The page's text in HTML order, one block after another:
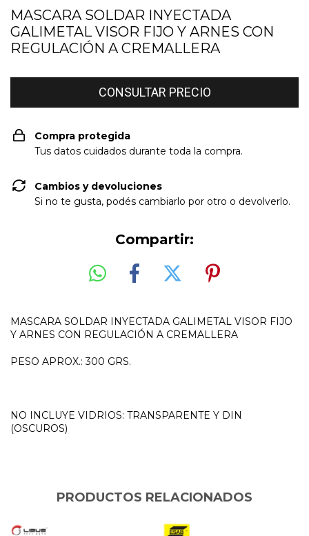
MASCARA SOLDAR INYECTADA
GALIMETAL VISOR FIJO Y ARNES CON
REGULACIÓN A CREMALLERA
Compra protegida
Tus datos cuidados durante toda la compra.
Cambios y devoluciones
Si no te gusta, podés cambiarlo por otro o devolverlo.
Compartir:
MASCARA SOLDAR INYECTADA GALIMETAL VISOR FIJO
Y ARNES CON REGULACIÓN A CREMALLERA
PESO APROX.: 300 GRS.
NO INCLUYE VIDRIOS: TRANSPARENTE Y DIN
(OSCUROS)
PRODUCTOS RELACIONADOS